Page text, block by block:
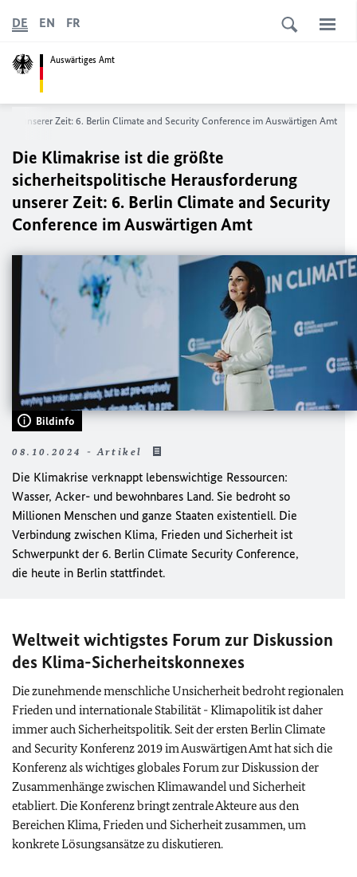
Auswärtiges Amt
DE EN FR
unserer Zeit: 6. Berlin Climate and Security Conference im Auswärtigen Amt
Die Klimakrise ist die größte
sicherheitspolitische Herausforderung
unserer Zeit: 6. Berlin Climate and Security
Conference im Auswärtigen Amt
Bildinfo
08.10.2024 - Artikel
Die Klimakrise verknappt lebenswichtige Ressourcen:
Wasser, Acker- und bewohnbares Land. Sie bedroht so
Millionen Menschen und ganze Staaten existentiell. Die
Verbindung zwischen Klima, Frieden und Sicherheit ist
Schwerpunkt der 6. Berlin Climate Security Conference,
die heute in Berlin stattfindet.
Weltweit wichtigstes Forum zur Diskussion
des Klima-Sicherheitskonnexes
Die zunehmende menschliche Unsicherheit bedroht regionalen
Frieden und internationale Stabilität - Klimapolitik ist daher
immer auch Sicherheitspolitik. Seit der ersten Berlin Climate
and SecurityKonferenz 2019 im Auswärtigen Amt hat sich die
Konferenz als wichtiges globales Forum zur Diskussion der
Zusammenhänge zwischen Klimawandel und Sicherheit
etabliert. Die Konferenz bringt zentrale Akteure aus den
Bereichen Klima, Frieden und Sicherheit zusammen, um
konkrete Lösungsansätze zu diskutieren.